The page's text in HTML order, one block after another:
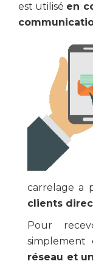
est utilisé en
carrelage a
clients
Pour
simplement
réseau et